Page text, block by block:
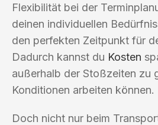
Flexibilität bei der
deinen individuellen
den perfekten Zeitpunkt für
Dadurch kannst du Kosten
außerhalb der Stoßzeiten zu
Konditionen arbeiten können.
Doch nicht nur beim